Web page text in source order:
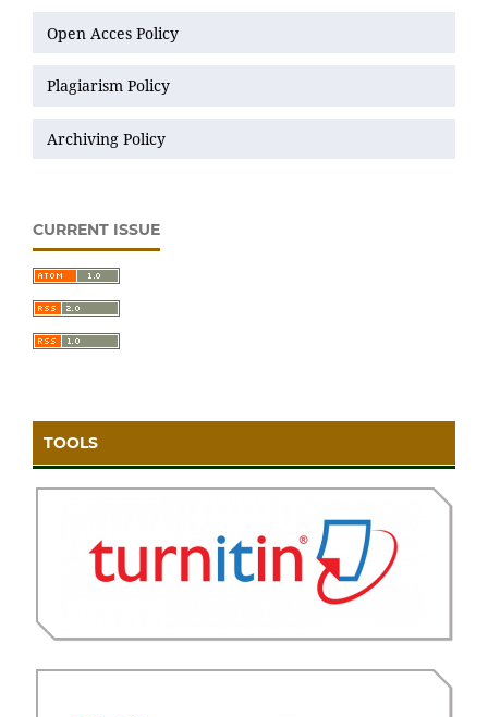
Open Acces Policy
Plagiarism Policy
Archiving Policy
CURRENT ISSUE
TOOLS